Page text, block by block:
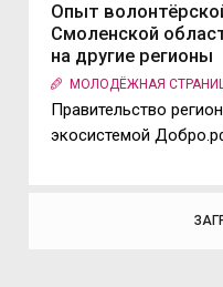
Опыт
Смоленской
на другие регионы
МОЛОДЁЖНАЯ
Правительство
экосистемой